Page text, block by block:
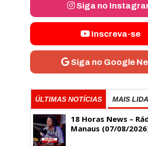
Siga no
Inscreva-se
Siga no Google
ÚLTIMAS NOTÍCIAS MAIS
18 Horas News​​​​​​​​​​​​ –
Manaus (07/08/